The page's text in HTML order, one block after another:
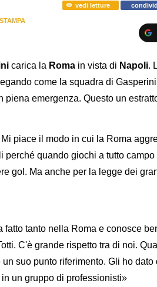
vedi letture
carica la Roma in vista di Napoli.
come la squadra di
piena emergenza. Questo un
piace il modo in cui la Roma
perché quando giochi a tutto campo
gol. Ma anche per la legge dei
fatto tanto nella Roma e conosce
C'è grande rispetto tra di noi.
suo punto riferimento. Gli ho
un gruppo di professionisti»